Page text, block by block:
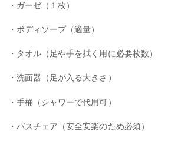
・ガーゼ（１枚）
・ボディソープ（適量）
・タオル（足や手を拭く用に必要枚数）
・洗面器（足が入る大きさ）
・手桶（シャワーで代用可）
・バスチェア（安全安楽のため必須）